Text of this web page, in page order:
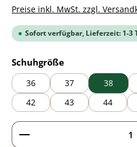
Preise inkl. MwSt. zzgl.
Sofort verfügbar, Lieferzeit: 1-3
Schuhgrößeauswählen
36 37 38
42
43 44
Produkt Anzahl: Gib den